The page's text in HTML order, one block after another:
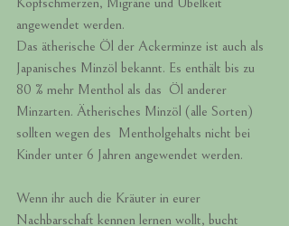
angewendet werden.
Das ätherische Öl der Ackerminze ist auch als
Japanisches Minzöl bekannt. Es enthält bis zu
80 % mehr Menthol als das  Öl anderer
Minzarten. Ätherisches Minzöl (alle Sorten)
sollten wegen des  Mentholgehalts nicht bei
Kinder unter 6 Jahren angewendet werden.
Wenn ihr auch die Kräuter in eurer
Nachbarschaft kennen lernen wollt, bucht